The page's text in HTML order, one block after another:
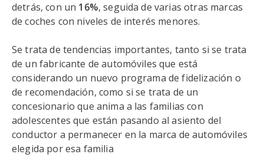
detrás, con un 16%, seguida de varias otras marcas
de coches con niveles de interés menores.
Se trata de tendencias importantes, tanto si se trata
de un fabricante de automóviles que está
considerando un nuevo programa de fidelización o
de recomendación, como si se trata de un
concesionario que anima a las familias con
adolescentes que están pasando al asiento del
conductor a permanecer en la marca de automóviles
elegida por esa familia